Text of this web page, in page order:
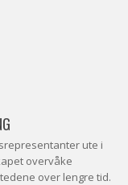
ute i
overvåke
over lengre tid.